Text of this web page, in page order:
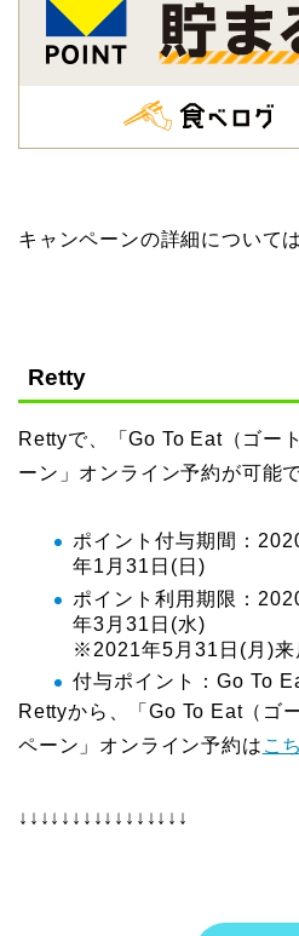
キャンペーンの詳細については
Retty
Rettyで、「Go To Eat（ゴー
ーン」オンライン予約が可能で
ポイント付与期間：
年1月31日(日)
ポイント利用期限：
年3月31日(水)
※2021年5月31日(月)来
付与ポイント：Go To
Rettyから、「Go To Eat（ゴ
ペーン」オンライン予約は こ
↓↓↓↓↓↓↓↓↓↓↓↓↓↓↓↓